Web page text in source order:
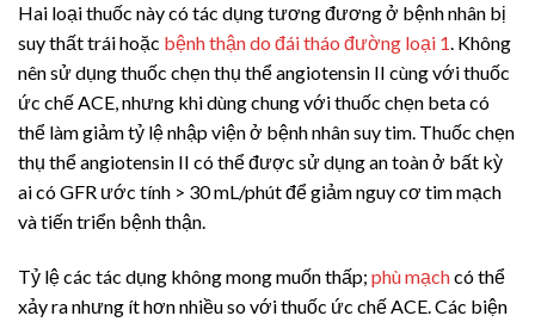
Hai loại thuốc này có tác dụng tương đương ở bệnh nhân bị
suy thất trái hoặc bệnh thận do đái tháo đường loại 1. Không
nên sử dụng thuốc chẹn thụ thểangiotensin II cùng với thuốc
ức chế ACE, nhưng khi dùng chung với thuốc chẹn beta có
thể làm giảm tỷ lệ nhập viện ở bệnh nhân suy tim. Thuốc chẹn
thụ thểangiotensin II có thể được sử dụng an toàn ở bất kỳ
ai có GFR ước tính > 30 mL/phút để giảm nguy cơ tim mạch
và tiến triển bệnh thận.
Tỷ lệ các tác dụng không mong muốn thấp; phù mạchcó thể
xảy ra nhưng ít hơn nhiều so với thuốc ức chế ACE. Các biện